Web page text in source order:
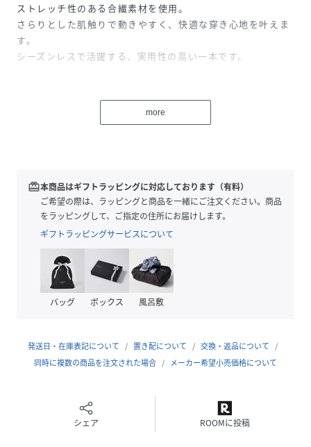
ストレッチ性のある合繊素材を使用。
さらりとした肌触りで動きやすく、快適な穿き心地を叶えま
す。
シーズンレスで活躍する、実用性の高い一本です。
ウエストはゴム仕様でリラクシーに仕上げたイージーパン
脚のラインをすっきり見せながら肌離れの良い快適な着用感
を実現します。
■おすすめスタイリング
同素材のトップスと合わせたセットアップスタイルがおすす
単品ではシャツやカットソー、
※商品画像は、光の当たり具合やパソコンなどの閲覧環境に
more
redeem本商品はギフトラッピングに対応しております（有料）
ご希望の際は、ラッピングと商品を一緒にご注文ください。商品
をラッピングして、ご指定の住所にお届けします。
ギフトラッピングサービスについて
バッグ ボックス 風呂敷
発送日・在庫表記について 置き配について
交換・返品について
同時に複数の商品を注文された場合
メーカー希望小売価格について
シェア ROOMに投稿